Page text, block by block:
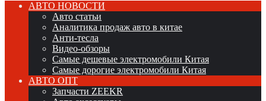
АВТО НОВОСТИ
Авто статьи
Аналитика продаж авто в китае
Анти-тесла
Видео-обзоры
Самые дешевые электромобили Китая
Самые дорогие электромобили Китая
АВТО ОПТ
Запчасти ZEEKR